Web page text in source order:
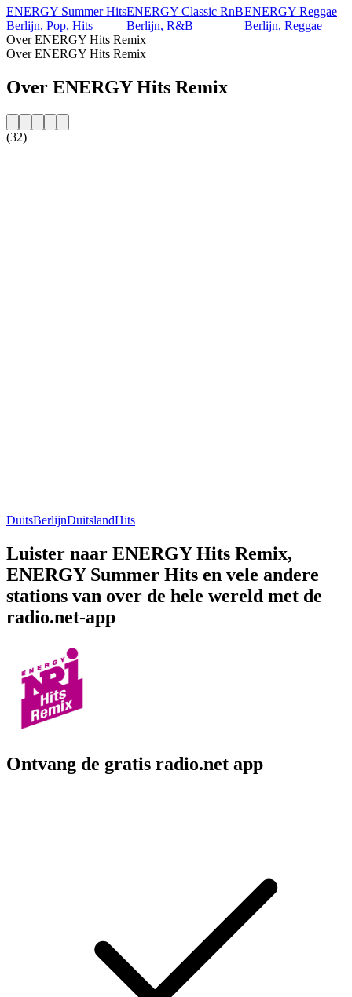
ENERGY Summer Hits
Berlijn, Pop, Hits
ENERGY Classic RnB
Berlijn, R&B
ENERGY Reggae
Berlijn, Reggae
Over ENERGY Hits Remix
Over ENERGY Hits Remix
Over ENERGY Hits Remix
(32)
DuitsBerlijnDuitslandHits
Luister naar ENERGY Hits Remix,
ENERGY Summer Hits en vele andere
stations van over de hele wereld met de
radio.net-app
Ontvang de gratis radio.net app